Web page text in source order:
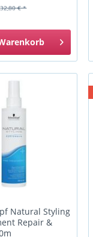
32,80 € *
Natural Styling
Repair &